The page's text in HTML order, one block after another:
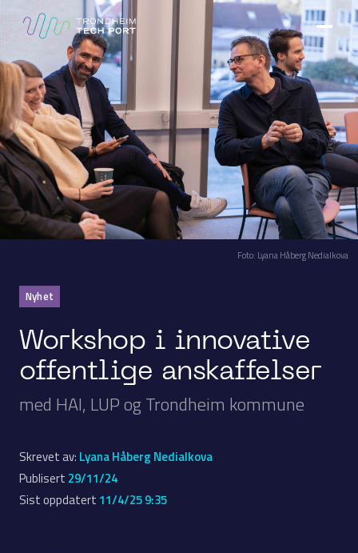
Foto: Lyana Håberg Nedialkova
Nyhet
Workshop i innovative
offentlige anskaffelser
med HAI, LUP og Trondheim kommune
Skrevet av: Lyana Håberg Nedialkova
Publisert 29/11/24
Sist oppdatert 11/4/25 9:35